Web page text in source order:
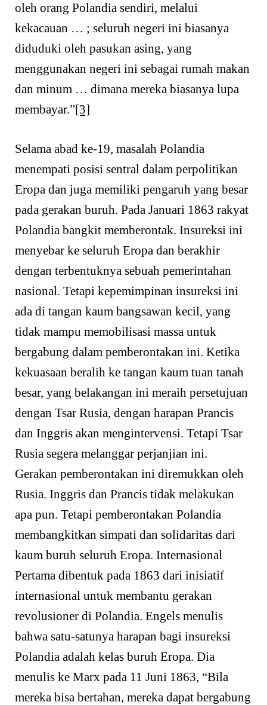
oleh orang Polandia sendiri, melalui
kekacauan … ; seluruh negeri ini biasanya
diduduki oleh pasukan asing, yang
menggunakan negeri ini sebagai rumah makan
dan minum … dimana mereka biasanya lupa
membayar.”[3]
Selama abad ke-19, masalah Polandia
menempati posisi sentral dalam perpolitikan
Eropa dan juga memiliki pengaruh yang besar
pada gerakan buruh. Pada Januari 1863 rakyat
Polandia bangkit memberontak. Insureksi ini
menyebar ke seluruh Eropa dan berakhir
dengan terbentuknya sebuah pemerintahan
nasional. Tetapi kepemimpinan insureksi ini
ada di tangan kaum bangsawan kecil, yang
tidak mampu memobilisasi massa untuk
bergabung dalam pemberontakan ini. Ketika
kekuasaan beralih ke tangan kaum tuan tanah
besar, yang belakangan ini meraih persetujuan
dengan Tsar Rusia, dengan harapan Prancis
dan Inggris akan mengintervensi. Tetapi Tsar
Rusia segera melanggar perjanjian ini.
Gerakan pemberontakan ini diremukkan oleh
Rusia. Inggris dan Prancis tidak melakukan
apa pun. Tetapi pemberontakan Polandia
membangkitkan simpati dan solidaritas dari
kaum buruh seluruh Eropa. Internasional
Pertama dibentuk pada 1863 dari inisiatif
internasional untuk membantu gerakan
revolusioner di Polandia. Engels menulis
bahwa satu-satunya harapan bagi insureksi
Polandia adalah kelas buruh Eropa. Dia
menulis ke Marx pada 11 Juni 1863, “Bila
mereka bisa bertahan, mereka dapat bergabung